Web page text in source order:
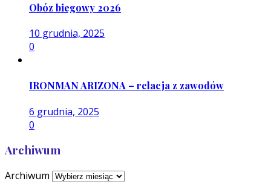
Obóz biegowy 2026
10 grudnia, 2025
0
IRONMAN ARIZONA – relacja z zawodów
6 grudnia, 2025
0
Archiwum
Archiwum